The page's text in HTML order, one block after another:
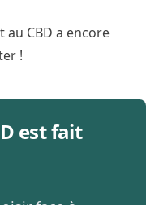
au CBD a encore
!
est fait